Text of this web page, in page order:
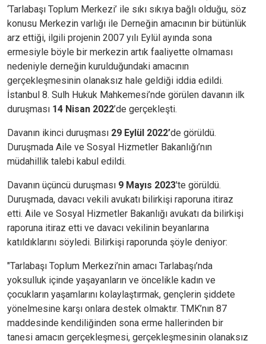
‘Tarlabaşı Toplum Merkezi’ ile sıkı sıkıya bağlı olduğu, söz
konusu Merkezin varlığı ile Derneğin amacının bir bütünlük
arz ettiği, ilgili projenin 2007 yılı Eylül ayında sona
ermesiyle böyle bir merkezin artık faaliyette olmaması
nedeniyle derneğin kurulduğundaki amacının
gerçekleşmesinin olanaksız hale geldiği iddia edildi.
İstanbul 8. Sulh Hukuk Mahkemesi’nde görülen davanın ilk
duruşması 14 Nisan 2022’de gerçekleşti.
Davanın ikinci duruşması 29 Eylül 2022’de görüldü.
Duruşmada Aile ve Sosyal Hizmetler Bakanlığı’nın
müdahillik talebi kabul edildi.
Davanın üçüncü duruşması 9 Mayıs 2023'te görüldü.
Duruşmada, davacı vekili avukatı bilirkişi raporuna itiraz
etti. Aile ve Sosyal Hizmetler Bakanlığı avukatı da bilirkişi
raporuna itiraz etti ve davacı vekilinin beyanlarına
katıldıklarını söyledi. Bilirkişi raporunda şöyle deniyor:
"Tarlabaşı Toplum Merkezi’nin amacı Tarlabaşı’nda
yoksulluk içinde yaşayanların ve öncelikle kadın ve
çocukların yaşamlarını kolaylaştırmak, gençlerin şiddete
yönelmesine karşı onlara destek olmaktır. TMK’nın 87
maddesinde kendiliğinden sona erme hallerinden bir
tanesi amacın gerçekleşmesi, gerçekleşmesinin olanaksız